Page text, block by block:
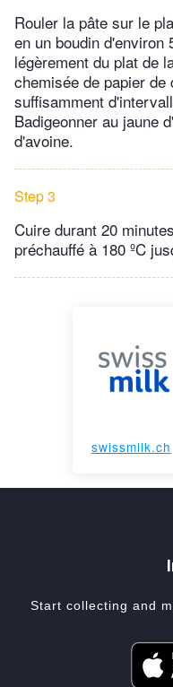
Rouler la pâte sur le
en un boudin d'environ
légèrement du plat de
chemisée de papier
suffisamment
Badigeonner au jaune
d'avoine.
Step 3
Cuire durant 20
préchauffé à 180 ºC
swissmilk.ch
Start collecting and